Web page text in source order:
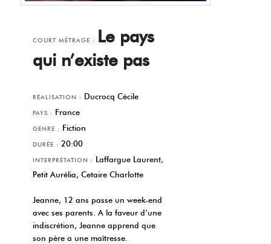
COURT MÉTRAGE :
Le pays
qui n’existe pas
RÉALISATION : Ducrocq Cécile
PAYS : France
GENRE : Fiction
DURÉE : 20:00
INTERPRÉTATION : Laffargue Laurent,
Petit Aurélia, Cetaire Charlotte
Jeanne, 12 ans passe un week-end
avec ses parents. A la faveur d’une
indiscrétion, Jeanne apprend que
son père a une maîtresse.